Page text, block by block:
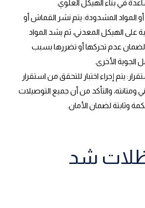
في بناء الهيكل العلوي.
المواد المشدودة: يتم نشر القماش أو
على الهيكل المعدني، ثم يشد المواد
عدم تحركها أو تضررها بسبب
الجوية الأخرى.
يتم إجراء اختبار للتحقق من استقرار
ومتانته، والتأكد من أن جميع التوصيلات
وثابتة لضمان الأمان.
شد